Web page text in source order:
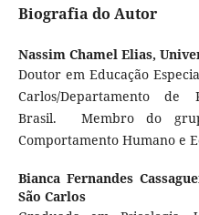
Biografia do Autor
Nassim Chamel Elias,
Doutor em Educação
Carlos/Departamento de
Brasil. Membro do
Comportamento Humano e
Bianca Fernandes
São Carlos